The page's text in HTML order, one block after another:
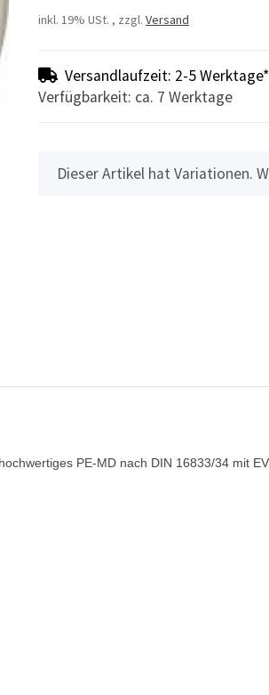
inkl. 19% USt. , zzgl. Versand
Versandlaufzeit: 2-5
Verfügbarkeit: ca. 7 Werktage
x
Dieser Artikel hat Variationen.
PE-MD nach DIN 16833/34 mit